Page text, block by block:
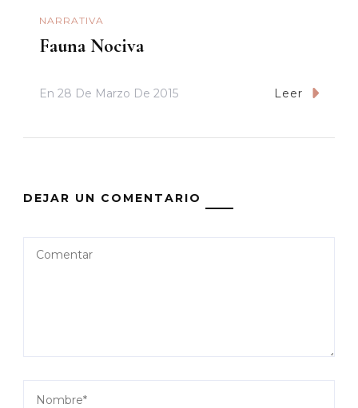
NARRATIVA
Fauna Nociva
En 28 De Marzo De 2015 Leer
DEJAR UN COMENTARIO